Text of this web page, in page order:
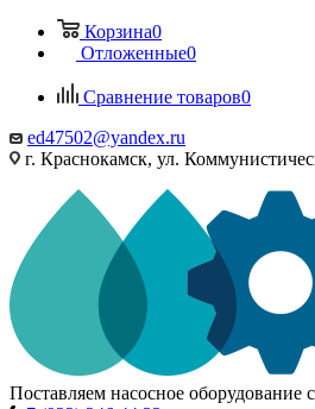
Корзина0
Отложенные0
Сравнение товаров0
ed47502@yandex.ru
г. Краснокамск, ул.
Поставляем насосное оборудование